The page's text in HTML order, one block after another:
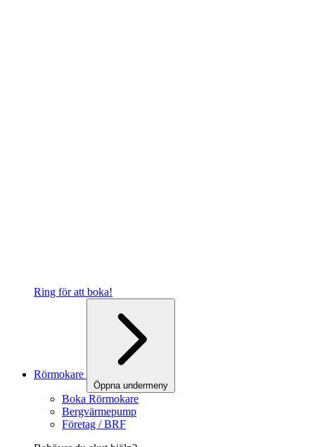
Ring för att boka!
Rörmokare
Öppna undermeny
Boka Rörmokare
Bergvärmepump
Företag / BRF